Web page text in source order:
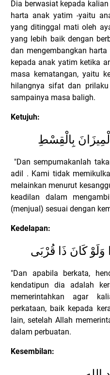
Dia berwasiat kepada
harta anak yatim -yaitu
yang ditinggal mati oleh
yang lebih baik dengan
dan mengembangkan
kepada anak yatim ketika
masa kematangan, yaitu
hilangnya sifat dan
sampainya masa baligh.
Ketujuh:
بِالْقِسْطِ
"Dan sempumakanlah
adil . Kami tidak
melainkan menurut
keadilan dalam
(menjual) sesuai dengan
Kedelapan:
وَلَوْ كَانَ ذَا قُرْبَى
"Dan apabila berkata,
kendatipun dia adalah
memerintahkan agar
perkataan, baik kepada
lain, setelah Allah
dalam perbuatan.
Kesembilan: